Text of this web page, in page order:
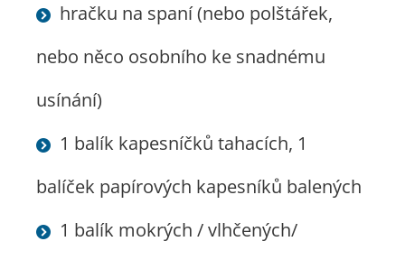
hračku na spaní (nebo polštářek,
nebo něco osobního ke snadnému
usínání)
1 balík kapesníčků tahacích, 1
balíček papírových kapesníků balených
1 balík mokrých / vlhčených/